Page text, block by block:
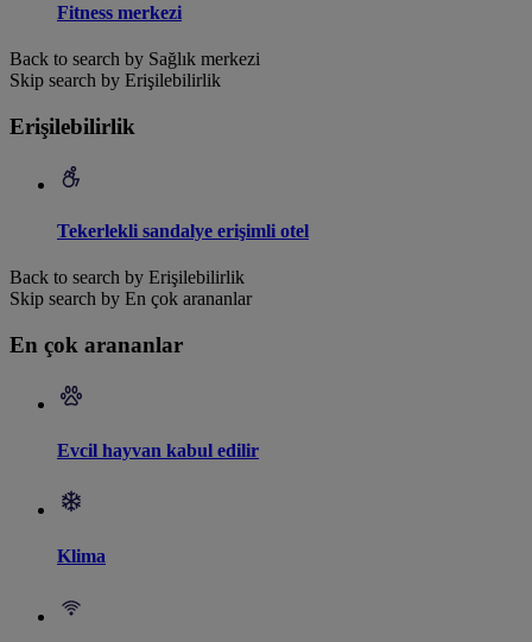
Fitness merkezi
Back to search by Sağlık merkezi
Skip search by Erişilebilirlik
Erişilebilirlik
Tekerlekli sandalye erişimli otel
Back to search by Erişilebilirlik
Skip search by En çok arananlar
En çok arananlar
Evcil hayvan kabul edilir
Klima